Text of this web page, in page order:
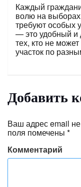
Каждый
волю на
требуют особых
— это удобный и
тех, кто не
участок по
Добавить
Ваш адрес email не
поля помечены *
Комментарий